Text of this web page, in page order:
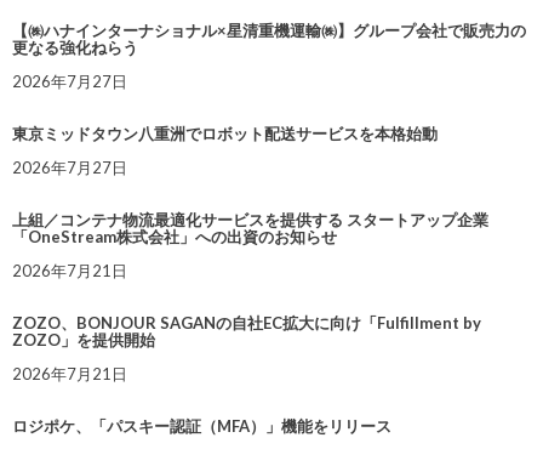
【㈱ハナインターナショナル×星清重機運輸㈱】グループ会社で販売力の
更なる強化ねらう
2026年7月27日
東京ミッドタウン八重洲でロボット配送サービスを本格始動
2026年7月27日
上組／コンテナ物流最適化サービスを提供する スタートアップ企業
「OneStream株式会社」への出資のお知らせ
2026年7月21日
ZOZO、BONJOUR SAGANの自社EC拡大に向け「Fulfillment by
ZOZO」を提供開始
2026年7月21日
ロジポケ、「パスキー認証（MFA）」機能をリリース